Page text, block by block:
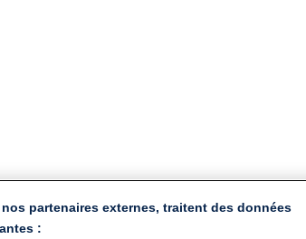
partenaires externes, traitent des données
: